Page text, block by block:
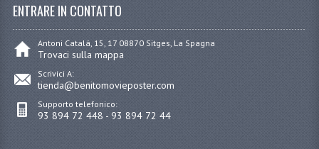
ENTRARE IN CONTATTO
Antoni Catalá, 15, 17 08870 Sitges, La Spagna
Trovaci sulla mappa
Scrivici A:
tienda@benitomovieposter.com
Supporto telefonico:
93 894 72 448 - 93 894 72 44